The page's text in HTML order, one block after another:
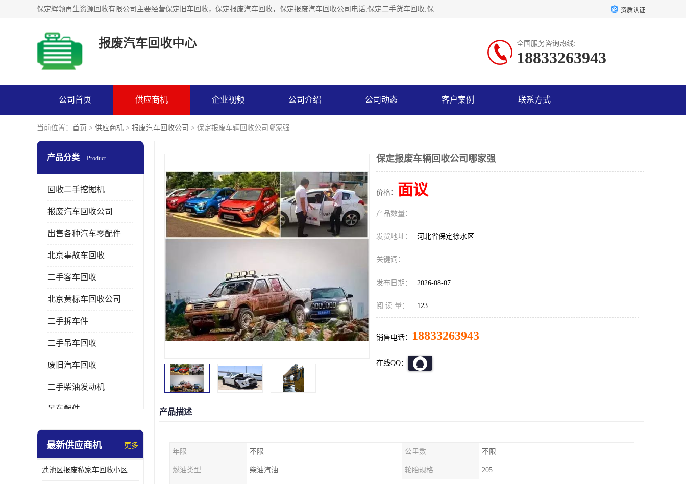
保定辉领再生资源回收有限公司主要经营保定旧车回收，保定报废汽车回收，保定报废汽车回收公司电话,保定二手货车回收,保定黄标车回收, 保定黄标车回收，保定哪里收报废车，保定废旧汽车回收，保定汽车报废手续办理，保定汽车解体厂。将通过采取区域限行促进淘汰、经济补助激励新、加大上路*法处罚、加强达标排放监管等综合措施，对老旧机动车逐步实行末位淘汰，加快老旧机动车淘汰新 资质认证
报废汽车回收中心 全国服务咨询热线:
18833263943
公司首页 供应商机 企业视频 公司介绍 公司动态 客户案例 联系方式
当前位置： 首页 > 供应商机 > 报废汽车回收公司 > 保定报废车辆回收公司哪家强
产品分类 Product
回收二手挖掘机
报废汽车回收公司
出售各种汽车零配件
北京事故车回收
二手客车回收
北京黄标车回收公司
二手拆车件
二手吊车回收
废旧汽车回收
二手柴油发动机
吊车配件
挖掘机拆车件
最新供应商机 更多
莲池区报废私家车回收小区上门拖车便捷
保定报废车辆回收公司哪家强
价格： 面议
产品数量：
发货地址： 河北省保定徐水区
关键词：
发布日期： 2026-08-07
阅 读 量： 123
销售电话： 18833263943
在线QQ：
产品描述
年限 不限 公里数 不限
燃油类型 柴油汽油 轮胎规格 205